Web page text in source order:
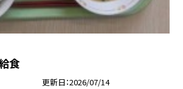
食
更新日 2026/07/14